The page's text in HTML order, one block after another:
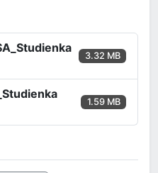
3.32 MB
1.59 MB